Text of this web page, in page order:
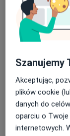
lek. Joanna
Laryngolog·
Adres 1
Wielka
Konsultacja
Szanujemy
Akceptując,
plików cookie
danych do
oparciu o
internetowych.